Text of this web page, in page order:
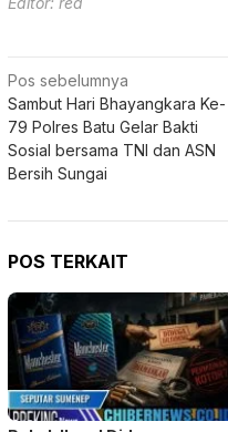
Sosial bersama TNI dan ASN
POS TERKAIT
Rokok Ilegal Diduga
Dilindungi, Aroma
Permainan Kotor di Balik
Penanganan Kasus Polres
Pamekasan Kian Menyengat